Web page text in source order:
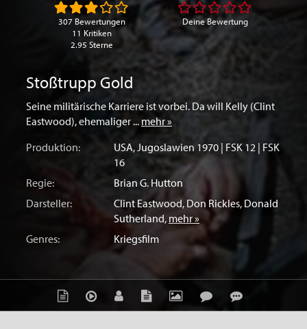
Stoßtrupp Gold
Seine militärische Karriere ist vorbei. Da will Kelly (Clint
Eastwood), ehemaliger ... mehr »
Produktion:
USA, Jugoslawien 1970 | FSK 12 | FSK
16
Regie:
Brian G. Hutton
Darsteller:
Clint Eastwood, Don Rickles, Donald
Sutherland, mehr »
Genres:
Kriegsfilm
307 Bewertungen
11 Kritiken
2.95 Sterne
Deine Bewertung